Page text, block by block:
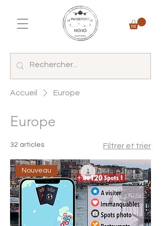
Accueil Europe
Europe
32 articles Filtrer et trier
Nouveau